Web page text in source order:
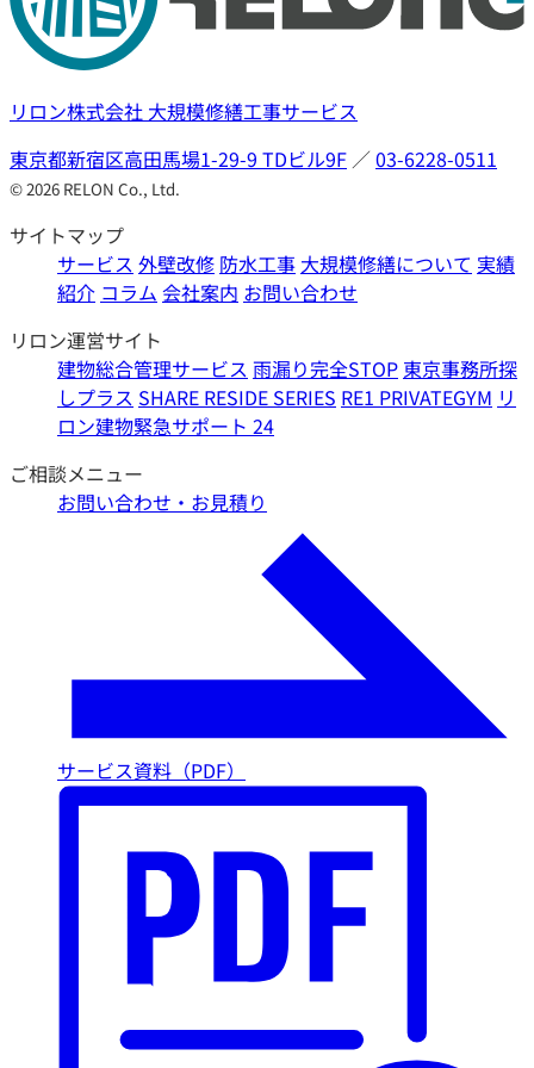
リロン株式会社 大規模修繕工事サービス
東京都新宿区高田馬場1-29-9 TDビル9F ／03-6228-0511
©︎ 2026 RELON Co., Ltd.
サイトマップ
サービス 外壁改修 防水工事 大規模修繕について 実績
紹介 コラム 会社案内 お問い合わせ
リロン運営サイト
建物総合管理サービス 雨漏り完全STOP 東京事務所探
しプラス SHARE RESIDE SERIES RE1 PRIVATEGYM リ
ロン建物緊急サポート 24
ご相談メニュー
お問い合わせ・お見積り
サービス資料（PDF）